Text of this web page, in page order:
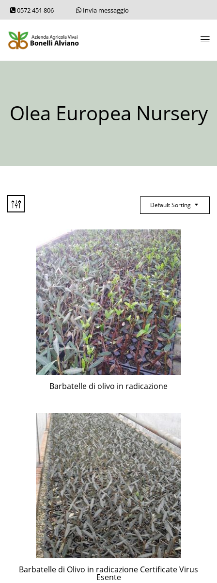
0572 451 806 Invia messaggio
Olea Europea Nursery
Default Sorting
Barbatelle di olivo in radicazione
Barbatelle di Olivo in radicazione Certificate Virus
Esente